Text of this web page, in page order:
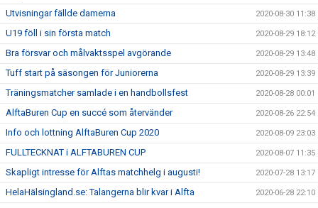
Utvisningar fällde damerna 2020-08-30 11:38
U19 föll i sin första match 2020-08-29 18:12
Bra försvar och målvaktsspel avgörande 2020-08-29 13:48
Tuff start på säsongen för Juniorerna 2020-08-29 13:39
Träningsmatcher samlade i en handbollsfest 2020-08-28 00:01
AlftaBuren Cup en succé som återvänder 2020-08-26 22:54
Info och lottning AlftaBuren Cup 2020 2020-08-09 23:03
FULLTECKNAT i ALFTABUREN CUP 2020-08-07 11:35
Skapligt intresse för Alftas matchhelg i augusti! 2020-07-28 13:17
HelaHälsingland.se: Talangerna blir kvar i Alfta 2020-06-28 22:10